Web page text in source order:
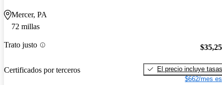
Mercer, PA
72 millas
Trato justo
Certificados por terceros
El precio incluye tasas
$662/mes